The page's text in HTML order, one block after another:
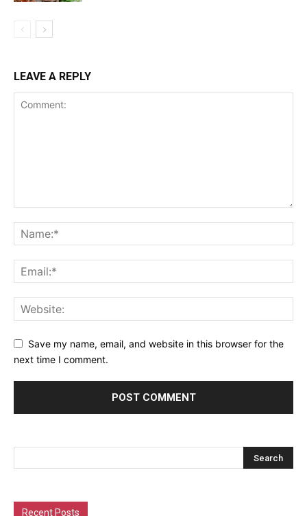
LEAVE A REPLY
Save my name, email, and website in this browser for the
next time I comment.
Recent Posts